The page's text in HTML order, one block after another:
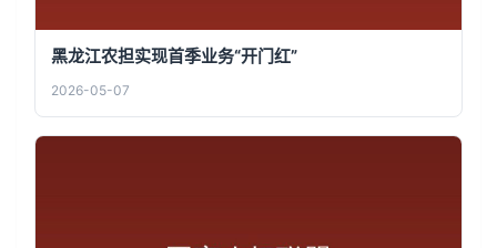
黑龙江农担实现首季业务“开门红”
2026-05-07